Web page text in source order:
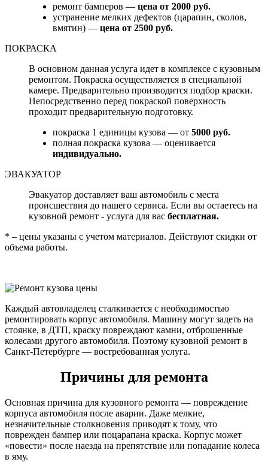
ремонт бамперов — цена от 2000 руб.
устранение мелких дефектов (царапин, сколов,
вмятин) — цена от 2500 руб.
ПОКРАСКА
В основном данная услуга идет в комплексе с кузовным
ремонтом. Покраска осуществляется в специальной
камере. Предварительно производится подбор краски.
Непосредственно перед покраской поверхность
проходит предварительную подготовку.
покраска 1 единицы кузова — от 5000 руб.
полная покраска кузова — оценивается
индивидуально.
ЭВАКУАТОР
Эвакуатор доставляет ваш автомобиль с места
происшествия до нашего сервиса. Если вы остаетесь на
кузовной ремонт - услуга для вас бесплатная.
* – цены указаны с учетом материалов. Действуют скидки от
объема работы.
Каждый автовладелец сталкивается с необходимостью
ремонтировать корпус автомобиля. Машину могут задеть на
стоянке, в ДТП, краску повреждают камни, отброшенные
колесами другого автомобиля. Поэтому кузовной ремонт в
Санкт-Петербурге — востребованная услуга.
Причины для ремонта
Основная причина для кузовного ремонта — повреждение
корпуса автомобиля после аварии. Даже мелкие,
незначительные столкновения приводят к тому, что
поврежден бампер или поцарапана краска. Корпус может
«повести» после наезда на препятствие или попадание колеса
в яму.